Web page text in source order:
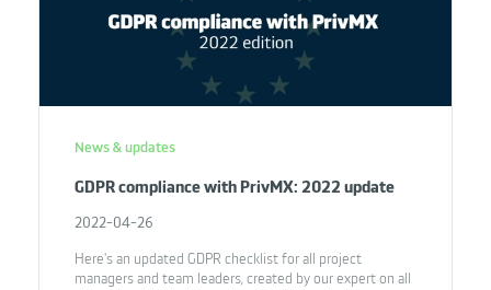
News & updates
GDPR compliance with PrivMX: 2022 update
2022-04-26
Here's an updated GDPR checklist for all project
managers and team leaders, created by our expert on all